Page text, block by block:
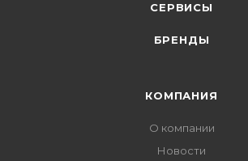
СЕРВИСЫ
БРЕНДЫ
КОМПАНИЯ
О компании
Новости